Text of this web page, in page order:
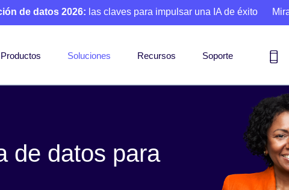
de datos 2026: las claves para impulsar una IA de éxito
Productos Soluciones Recursos Soporte
de datos para